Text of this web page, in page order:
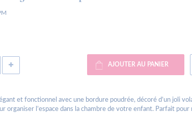
AJOUTER AU PANIER
et fonctionnel avec une bordure poudrée, décoré d’un joli
organiser l’espace dans la chambre de votre enfant. Parfait